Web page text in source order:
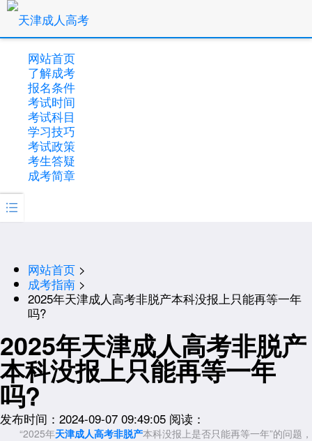
网站首页
了解成考
报名条件
考试时间
考试科目
学习技巧
考试政策
考生答疑
成考简章

网站首页 >
成考指南 >
2025年天津成人高考非脱产本科没报上只能再等一年
吗?
2025年天津成人高考非脱产
本科没报上只能再等一年
吗?
发布时间：2024-09-07 09:49:05 阅读：
“2025年天津成人高考非脱产本科没报上是否只能再等一年”的问题，